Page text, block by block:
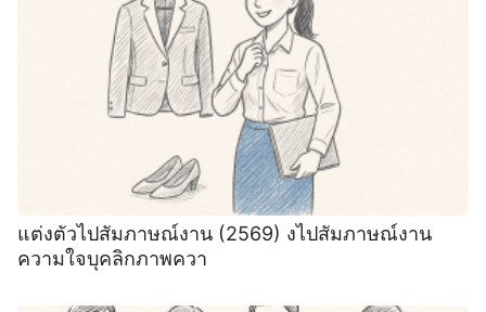
แต่งตัวไปสัมภาษณ์งาน (2569) งไปสัมภาษณ์งาน
ความใจบุคลิกภาพควา